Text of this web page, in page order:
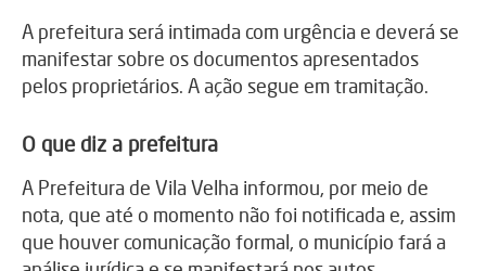
A prefeitura será intimada com urgência e deverá se
manifestar sobre os documentos apresentados
pelos proprietários. A ação segue em tramitação.
O que diz a prefeitura
A Prefeitura de Vila Velha informou, por meio de
nota, que até o momento não foi notificada e, assim
que houver comunicação formal, o município fará a